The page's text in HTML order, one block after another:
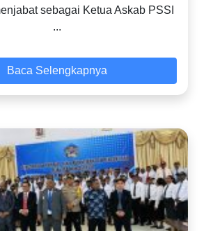
sebagai Ketua Askab PSSI
...
Baca Selengkapnya